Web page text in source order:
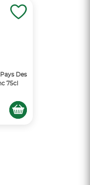
Des
75cl